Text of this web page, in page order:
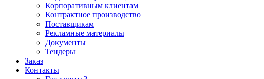
Корпоративным клиентам
Контрактное производство
Поставщикам
Рекламные материалы
Документы
Тендеры
Заказ
Контакты